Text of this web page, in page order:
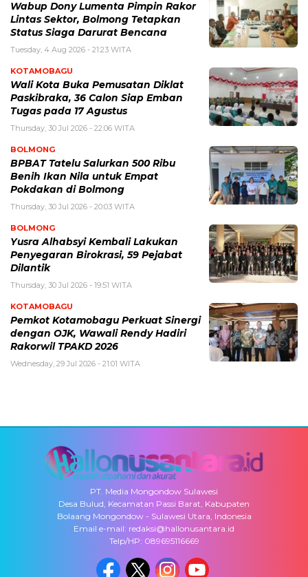
Wabup Dony Lumenta Pimpin Rakor
Lintas Sektor, Bolmong Tetapkan
Status Siaga Darurat Bencana
Tuesday, 4 Aug 2026 - 21:23 WITA
KOTAMOBAGU
Wali Kota Buka Pemusatan Diklat
Paskibraka, 36 Calon Siap Emban
Tugas pada 17 Agustus
Thursday, 30 Jul 2026 - 22:06 WITA
BOLMONG
BPBAT Tatelu Salurkan 500 Ribu
Benih Ikan Nila untuk Empat
Pokdakan di Bolmong
Thursday, 30 Jul 2026 - 20:03 WITA
BOLMONG
Yusra Alhabsyi Kembali Lakukan
Penyegaran Birokrasi, 59 Pejabat
Dilantik
Thursday, 30 Jul 2026 - 19:51 WITA
KOTAMOBAGU
Pemkot Kotamobagu Perkuat Sinergi
dengan OJK, Wawali Rendy Hadiri
Rakorwil TPAKD 2026
Wednesday, 29 Jul 2026 - 21:01 WITA
PT. Media Mongondow Sulawesi
Desa Bulud, Kecamatan Passi Barat, Kabupaten
Bolaang Mongondow - Sulawesi Utara, Indonesia
Email e-mail: redaksi@hallonusantara.id
Telp/HP: 089695116669